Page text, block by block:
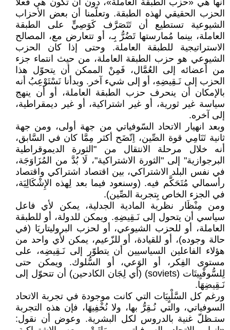
أنها هي «حزب الطبقة العاملة»، دون أن تكون هي فعلاً
الحزب الحقيقي لهذه الطبقة. وتعلّمنا أن بعض الأحزاب
الشيوعية تستطيع أن تَتَصَرَّف كَوَصِيٍّ على الطبقة
العاملة، بينما مُمارستها تَضُرُّ بِـ، أو تتعارض مع، المصالح
الاستراتيجية للطبقة العاملة. وحتى إذا كان الحزب
الشيوعي هو حزب الطبقة العاملة، من حيث انتماء جزء
من أعضائه إلى العُمَّال، فَمِنْ الممكن أن يتحوّل هذا
الحزب إلى نَـقِيضِهِ، أو إلى شيء آخر. وبدأنا نَسْتَوْعِبُ أنه
بالإمكان أن ينحرف حزب الطبقة العاملة، أو أن ينهج
سياسة غير ثورية، أو غير اشتراكية، أو غير ديمقراطية،
إلى آخره.
وبعد انهيار الاتحاد السّوفياتي من جهة أولى، ومن جهة
ثانية تَنَامِي قوة الصِّين، اِتّضَح أكثر مِمَّا كان في السَّابق،
أنه خلال مرحلة الانتقال من "الثورة الديموقراطية
البرجوازية" إلى "الثورة الاشتراكية"، لَا بُدَّ من المُزَاوَجَة،
في نفس البلد الاشتراكي، بين اقتصاد اشتراكي واقتصاد
رأسمالي مُتَحَكَّم فيه. (وسنعود فيما بعد لِهذه الإِشْكَالِيَة،
في الجزء الخاص بِتجربة الصِّين).
ومن مِنْظَار نظرية المادية الجدلية، يمكن لأي فاعل
سياسي أن يتحول إلى نَـقِيضِهِ. ويمكن للدولة، أو للطبقة
العاملة، أو للحزب الشيوعي، أو لحزب البروليتاريَا (في
حالة وجوده)، أو للقيادة، أو للزّعيم، يمكن لأي واحد من
هؤلاء الفاعلين السياسيين أن يتطوّر إلى نَـقِيضِه، على
مستوى الفِكر، أو الوَعي، أو السُّلوك. ويمكن حتى
لِلسُّوفْيِيتَات (soviets) (أي لِجَان الكادحين) أن تتحوّل إلى
نَـقِيضِهَا.
ورغم كل السَّلْبٍيَات التي كانت موجودة في تجربة الاتحاد
السوفياتي، والتي نُـقِرُّ بها، ولا نُخْفِيهَا، فإن هذه التجربة
ستـظلّ غنية بالدروس لكل البشرية. وعوض أن نقول: